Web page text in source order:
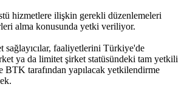
hizmetlere ilişkin gerekli düzenlemeleri
alma konusunda yetki veriliyor.
sağlayıcılar, faaliyetlerini Türkiye'de
ya da limitet şirket statüsündeki tam yetkili
BTK tarafından yapılacak yetkilendirme